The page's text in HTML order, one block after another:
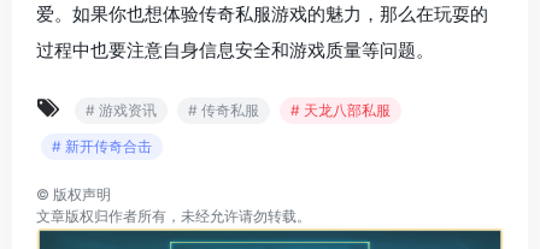
爱。如果你也想体验传奇私服游戏的魅力，那么在玩耍的
过程中也要注意自身信息安全和游戏质量等问题。
# 游戏资讯 # 传奇私服
# 天龙八部私服
# 新开传奇合击
© 版权声明
文章版权归作者所有，未经允许请勿转载。